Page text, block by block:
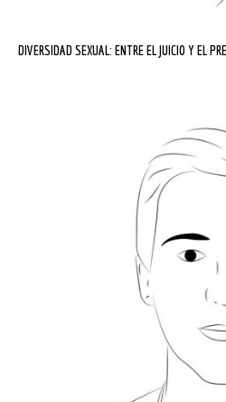
DIVERSIDAD SEXUAL: ENTRE EL JUICIO Y EL